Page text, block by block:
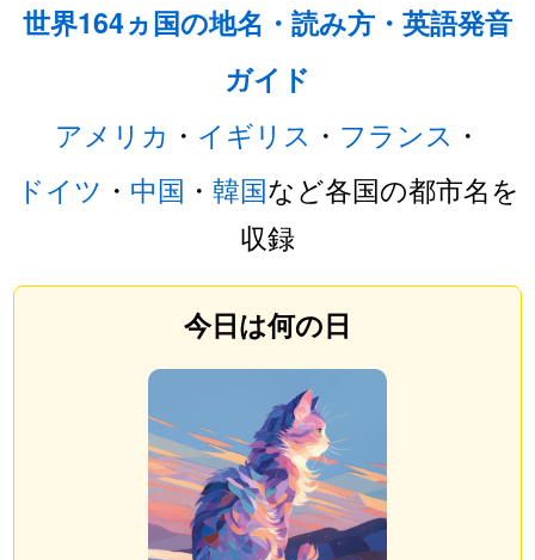
世界164ヵ国の地名・読み方・英語発音
ガイド
アメリカ ・ イギリス ・ フランス ・
ドイツ ・ 中国 ・ 韓国など各国の都市名を
収録
今日は何の日